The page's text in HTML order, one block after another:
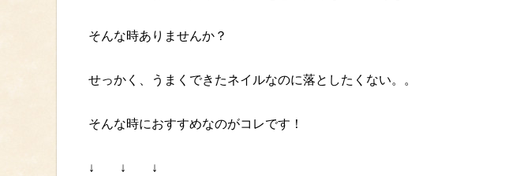
そんな時ありませんか？
せっかく、うまくできたネイルなのに落としたくない。。
そんな時におすすめなのがコレです！
↓ ↓ ↓